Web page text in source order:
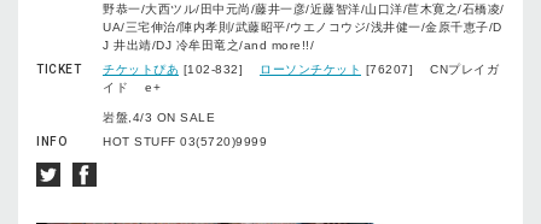
野恭一/大西ツル/田中元尚/藤井一彦/近藤智洋/山口洋/苣木寛之/石橋凌/
UA/三宅伸治/陣内孝則/武藤昭平/ウエノコウジ/浅井健一/金原千恵子/D
J 井出靖/DJ 冷牟田竜之/and more!!/
TICKET
チケットぴあ [102-832] ローソンチケット [76207] CNプレイガ
イド e+
岩盤,4/3 ON SALE
INFO
HOT STUFF 03(5720)9999